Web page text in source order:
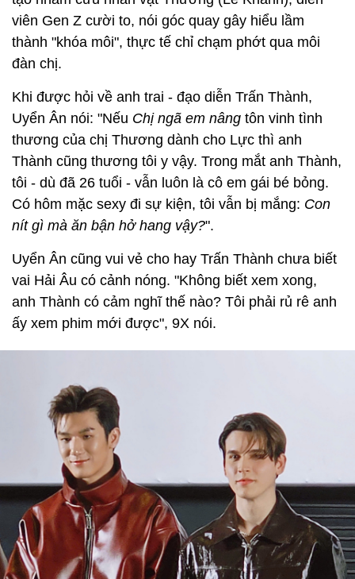
viên Gen Z cười to, nói góc quay gây hiểu lầm
thành "khóa môi", thực tế chỉ chạm phớt qua môi
đàn chị.
Khi được hỏi về anh trai - đạo diễn Trấn Thành,
Uyển Ân nói: "Nếu Chị ngã em nâng tôn vinh tình
thương của chị Thương dành cho Lực thì anh
Thành cũng thương tôi y vậy. Trong mắt anh Thành,
tôi - dù đã 26 tuổi - vẫn luôn là cô em gái bé bỏng.
Có hôm mặc sexy đi sự kiện, tôi vẫn bị mắng: Con
nít gì mà ăn bận hở hang vậy?".
Uyển Ân cũng vui vẻ cho hay Trấn Thành chưa biết
vai Hải Âu có cảnh nóng. "Không biết xem xong,
anh Thành có cảm nghĩ thế nào? Tôi phải rủ rê anh
ấy xem phim mới được", 9X nói.